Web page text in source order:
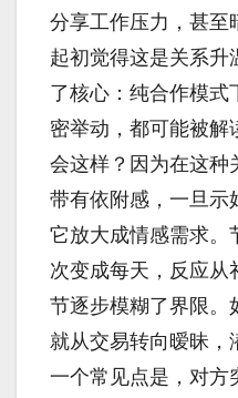
分享工作压力，甚至
起初觉得这是关系升
了核心：纯合作模式
密举动，都可能被解
会这样？因为在这种
带有依附感，一旦示
它放大成情感需求。
次变成每天，反应从
节逐步模糊了界限。
就从交易转向暧昧，
一个常见点是，对方